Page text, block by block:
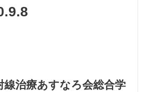
治療あすなろ会総合学